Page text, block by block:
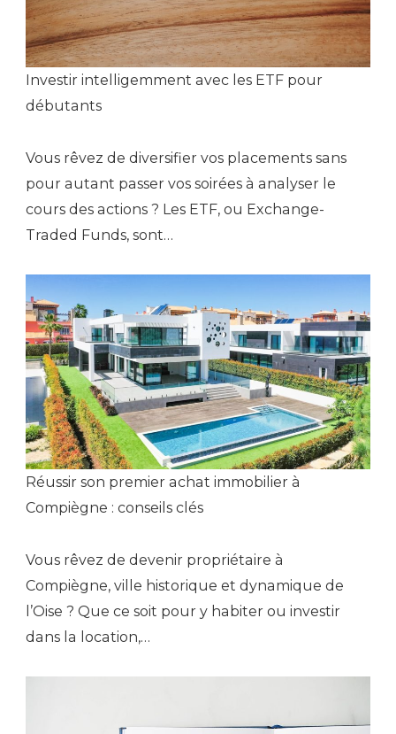
Investir intelligemment avec les ETF pour
débutants
Vous rêvez de diversifier vos placements sans
pour autant passer vos soirées à analyser le
cours des actions ? Les ETF, ou Exchange-
Traded Funds, sont…
Réussir son premier achat immobilier à
Compiègne : conseils clés
Vous rêvez de devenir propriétaire à
Compiègne, ville historique et dynamique de
l’Oise ? Que ce soit pour y habiter ou investir
dans la location,…